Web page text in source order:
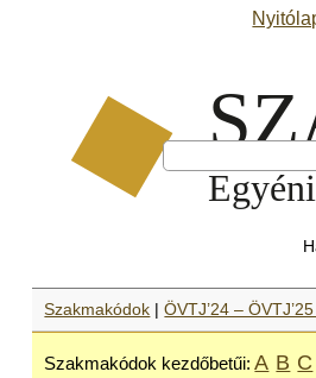
Szakmakódok |ÖVTJ’24 –
Szakmakódok kezdőbetűi: A B C